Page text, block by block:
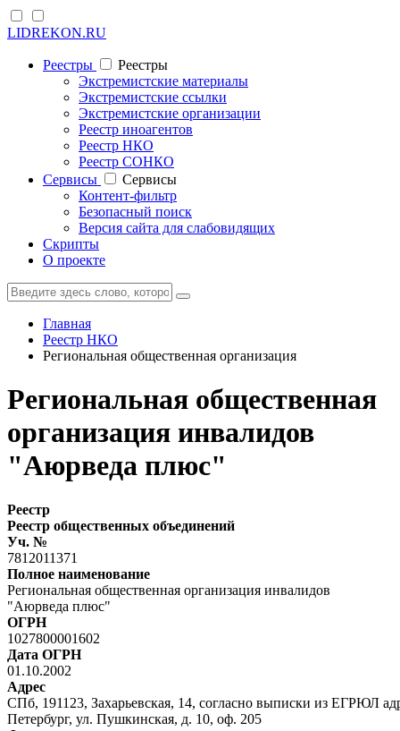
LIDREKON.RU
Реестры
Реестры
Экстремистские материалы
Экстремистские ссылки
Экстремистские организации
Реестр иноагентов
Реестр НКО
Реестр СОНКО
Cервисы
Cервисы
Контент-фильтр
Безопасный поиск
Версия сайта для слабовидящих
Скрипты
О проекте
Главная
Реестр НКО
Региональная общественная организация
Региональная общественная
организация инвалидов
"Аюрведа плюс"
Реестр
Реестр общественных объединений
Уч. №
7812011371
Полное наименование
Региональная общественная организация инвалидов
"Аюрведа плюс"
ОГРН
1027800001602
Дата ОГРН
01.10.2002
Адрес
СПб, 191123, Захарьевская, 14, согласно выписки из ЕГРЮЛ
Петербург, ул. Пушкинская, д. 10, оф. 205